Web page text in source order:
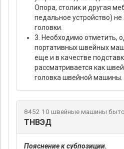
Опора, столик и другая
педальное устройство)
головки.
3. Необходимо отметить,
портативных швейных
еще и в качестве
рассматривается как
головка швейной машины.
8452 10 швейные машины
ТНВЭД
Пояснение к субпозиции.